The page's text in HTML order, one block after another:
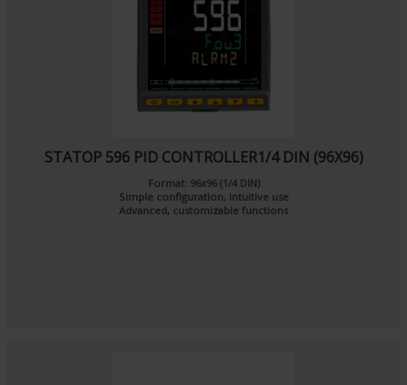
STATOP 596 PID CONTROLLER1/4 DIN (96X96)
Format: 96x96 (1/4 DIN)
Simple configuration, intuitive use
Advanced, customizable functions